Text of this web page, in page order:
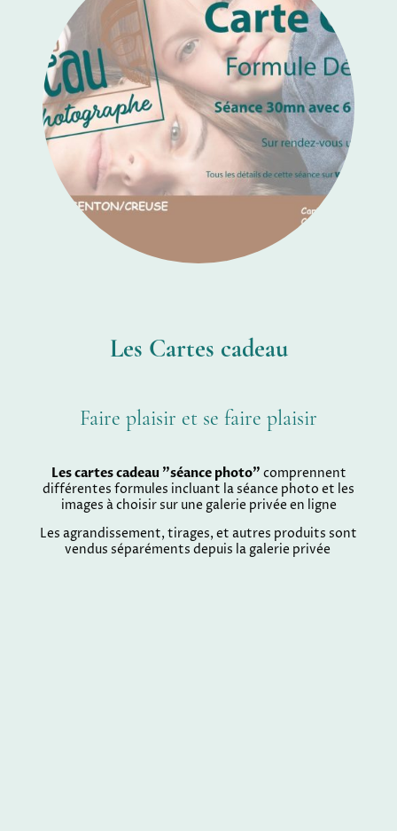
Les Cartes cadeau
Faire plaisir et se faire plaisir
Les cartes cadeau "séance photo" comprennent
différentes formules incluant la séance photo et les
images à choisir sur une galerie privée en ligne
Les agrandissement, tirages, et autres produits sont
vendus séparéments depuis la galerie privée